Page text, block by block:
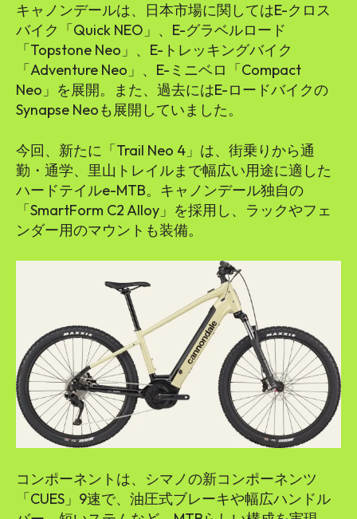
キャノンデールは、日本市場に関してはE-クロス
バイク「Quick NEO」、E-グラベルロード
「Topstone Neo」、E-トレッキングバイク
「Adventure Neo」、E-ミニベロ「Compact
Neo」を展開。また、過去にはE-ロードバイクの
Synapse Neoも展開していました。
今回、新たに「Trail Neo 4」は、街乗りから通
勤・通学、里山トレイルまで幅広い用途に適した
ハードテイルe-MTB。キャノンデール独自の
「SmartForm C2 Alloy」を採用し、ラックやフェ
ンダー用のマウントも装備。
コンポーネントは、シマノの新コンポーネンツ
「CUES」9速で、油圧式ブレーキや幅広ハンドル